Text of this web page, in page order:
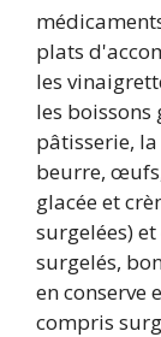
plats
les
les boissons
pâtisserie,
beurre,
glacée et
surgelées)
surgelés,
en conserve
compris